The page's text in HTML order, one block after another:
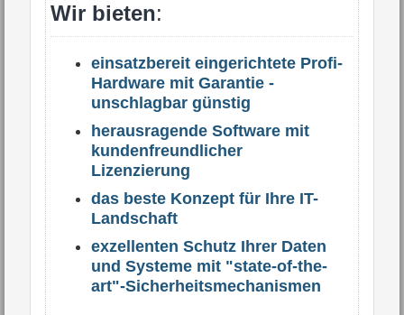
Wir bieten:
einsatzbereit eingerichtete Profi-
Hardware mit Garantie -
unschlagbar günstig
herausragende Software mit
kundenfreundlicher
Lizenzierung
das beste Konzept für Ihre IT-
Landschaft
exzellenten Schutz Ihrer Daten
und Systeme mit "state-of-the-
art"-Sicherheitsmechanismen